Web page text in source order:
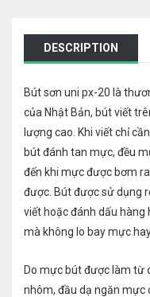
DESCRIPTION
Bút sơn uni px-20 là
của Nhật Bản, bút viết
lượng cao. Khi viết chỉ
bút đánh tan mực, đều
đến khi mực được bơm
được. Bút được sử dụng
viết hoặc đánh dấu
mà không lo bay mực
Do mực bút được làm từ
nhôm, đầu dạ ngăn mực